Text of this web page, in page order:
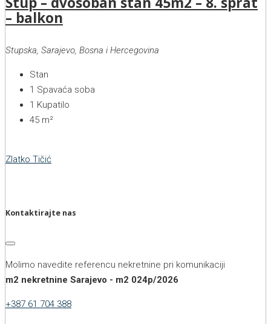
– balkon
Stupska, Sarajevo, Bosna i Hercegovina
Stan
1 Spavaća soba
1 Kupatilo
45 m²
Zlatko Tičić
Kontaktirajte nas
Molimo navedite referencu nekretnine pri komunikaciji
m2 nekretnine Sarajevo - m2 024p/2026
+387 61 704 388